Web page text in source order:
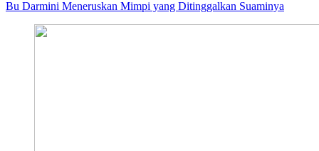
Bu Darmini Meneruskan Mimpi yang Ditinggalkan Suaminya